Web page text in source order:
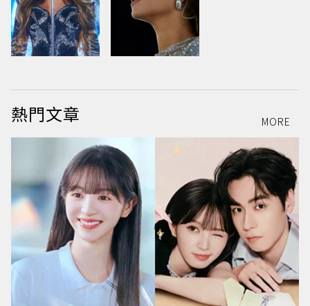
熱門文章 MORE